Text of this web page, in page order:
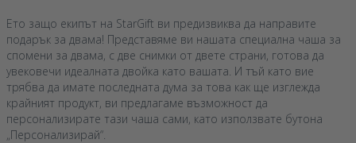
Ето защо екипът на StarGift ви предизвиква да направите
подарък за двама! Представяме ви нашата специална чаша за
спомени за двама, с две снимки от двете страни, готова да
увековечи идеалната двойка като вашата. И тъй като вие
трябва да имате последната дума за това как ще изглежда
крайният продукт, ви предлагаме възможност да
персонализирате тази чаша сами, като използвате бутона
„Персонализирай“.